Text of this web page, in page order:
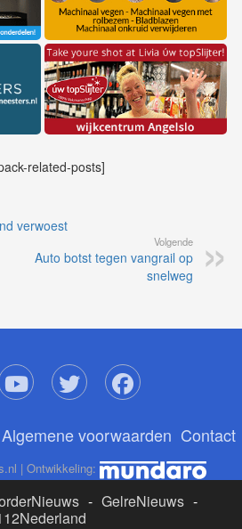
related-posts]
verwoest
Volgende
Auto botst tegen vangrail op
snelweg
Algemene voorwaarden Contact
| Ontwikkeling:
- GelreNieuws -